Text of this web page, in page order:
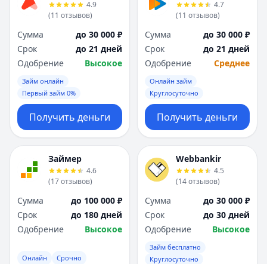
4.9
(11 отзывов)
Сумма
до 30 000 ₽
Срок
до 21 дней
Одобрение
Высокое
Займ онлайн
Первый займ 0%
Получить деньги
4.7
(11 отзывов)
Сумма
до 30 000 ₽
Срок
до 21 дней
Одобрение
Среднее
Онлайн займ
Круглосуточно
Получить деньги
Займер
4.6
(17отзывов)
Сумма
до 100 000 ₽
Срок
до 180 дней
Одобрение
Высокое
Онлайн Срочно
Webbankir
4.5
(14отзывов)
Сумма
до 30 000 ₽
Срок
до 30 дней
Одобрение
Высокое
Займ бесплатно
Круглосуточно